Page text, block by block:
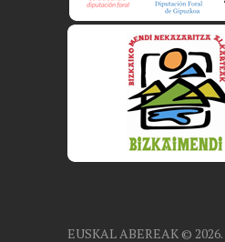
EUSKAL ABEREAK ©